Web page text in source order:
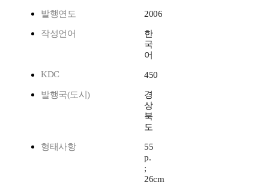
발행연도 2006
작성언어
한
국
어
KDC
450
발행국(도시)
경
상
북
도
형태사항
55
p.
;
26cm